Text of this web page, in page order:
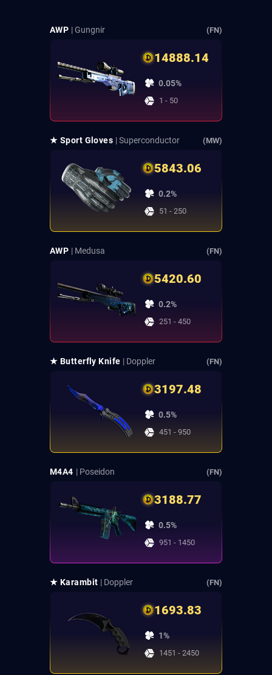
AWP | Gungnir (FN)
14888.14
0.05%
1 - 50
★ Sport Gloves | Superconductor (MW)
5843.06
0.2%
51 - 250
AWP | Medusa (FN)
5420.60
0.2%
251 - 450
★ Butterfly Knife | Doppler (FN)
3197.48
0.5%
451 - 950
M4A4 | Poseidon (FN)
3188.77
0.5%
951 - 1450
★ Karambit | Doppler (FN)
1693.83
1%
1451 - 2450